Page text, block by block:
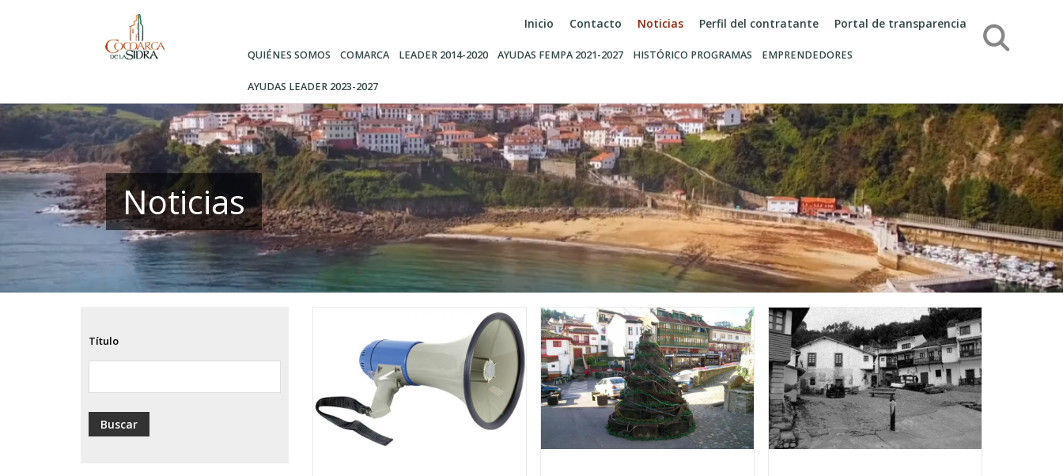
Inicio Contacto Noticias Perfil del contratante Portal de transparencia
QUIÉNES SOMOS COMARCA LEADER 2014-2020 AYUDAS FEMPA 2021-2027 HISTÓRICO PROGRAMAS EMPRENDEDORES
AYUDAS LEADER 2023-2027
Búsqueda
Noticias
Título